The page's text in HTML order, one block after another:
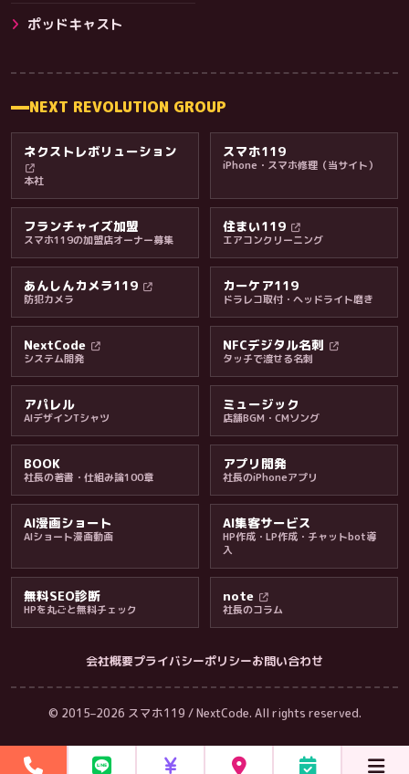
その他サービス
料金・保証・ご案内
ポッドキャスト
NEXT REVOLUTION GROUP
ネクストレボリューション
本社
スマホ119
iPhone・スマホ修理（当サイト）
フランチャイズ加盟
スマホ119の加盟店オーナー募集
住まい119
エアコンクリーニング
あんしんカメラ119
防犯カメラ
カーケア119
ドラレコ取付・ヘッドライト磨き
NextCode
システム開発
NFCデジタル名刺
タッチで渡せる名刺
アパレル
AIデザインTシャツ
ミュージック
店舗BGM・CMソング
BOOK
社長の著書・仕組み論100章
アプリ開発
社長のiPhoneアプリ
AI漫画ショート
AIショート漫画動画
AI集客サービス
HP作成・LP作成・チャットbot導
入
無料SEO診断
HPを丸ごと無料チェック
note
社長のコラム
会社概要プライバシーポリシーお問い合わせ
© 2015–2026 スマホ119 / NextCode. All rights reserved.